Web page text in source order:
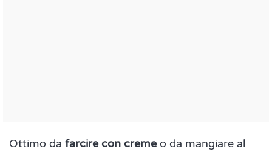
Ottimo da farcire con cremeo da mangiare al